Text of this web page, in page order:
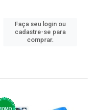
Faça seu login ou
cadastre-se para
comprar.